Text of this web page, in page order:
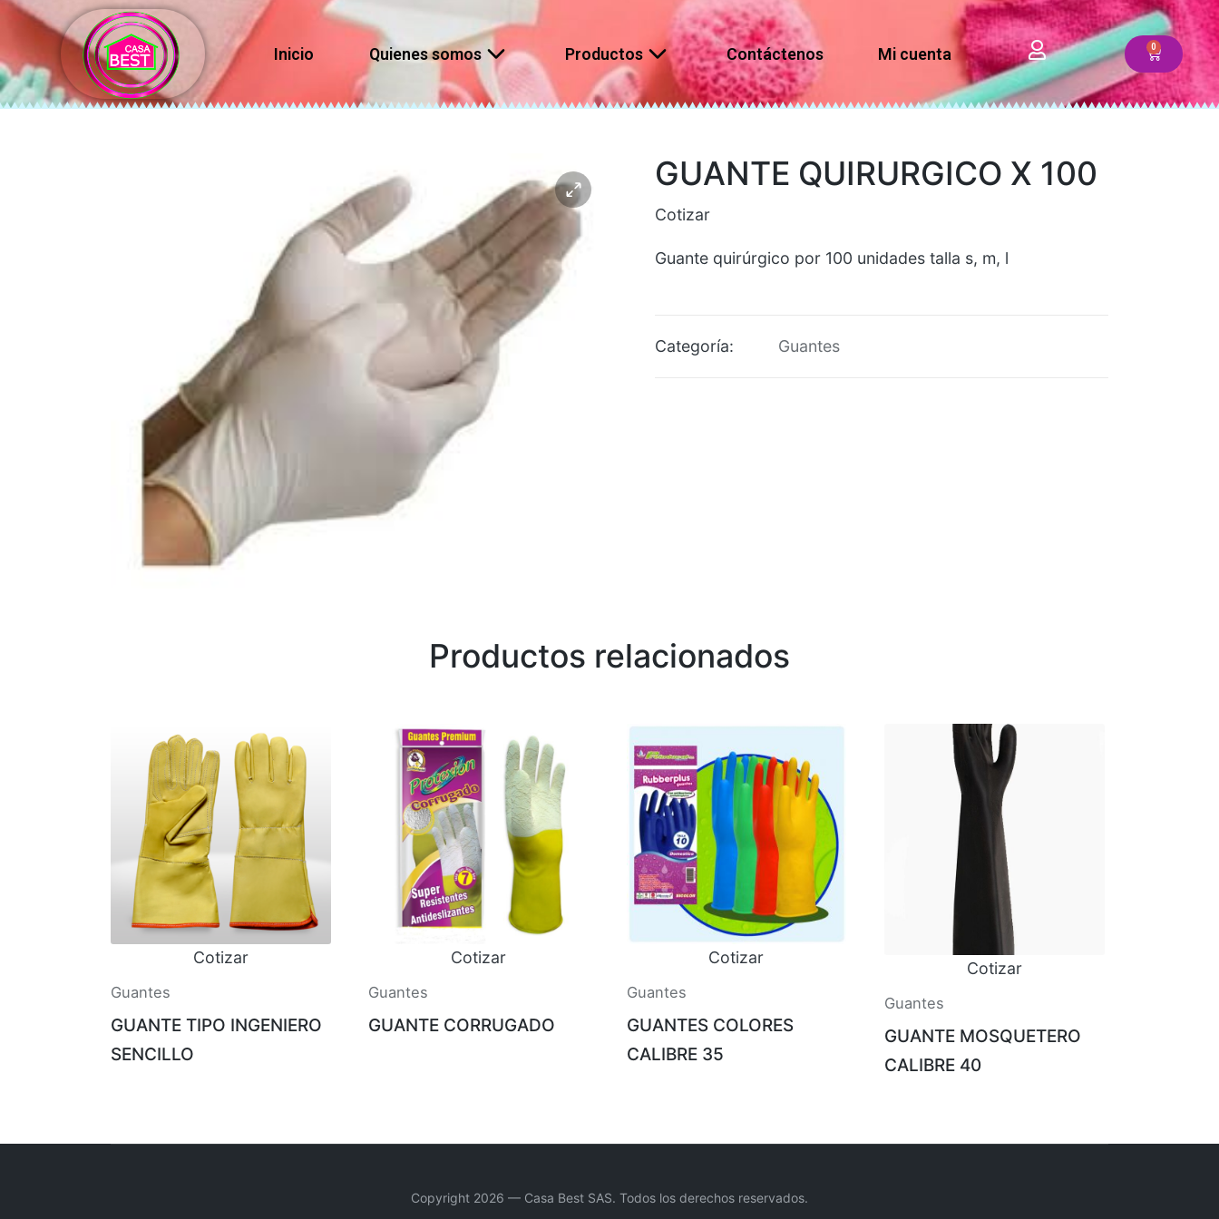
Inicio Quienes somos Productos Contáctenos Mi cuenta
GUANTE QUIRURGICO X 100
Cotizar
Guante quirúrgico por 100 unidades talla s, m, l
Categoría: Guantes
Productos relacionados
Cotizar
Guantes
GUANTE TIPO INGENIERO
SENCILLO
Cotizar
Guantes
GUANTE CORRUGADO
Cotizar
Guantes
GUANTES COLORES
CALIBRE 35
Cotizar
Guantes
GUANTE MOSQUETERO
CALIBRE 40
Copyright 2026 — Casa Best SAS. Todos los derechos reservados.